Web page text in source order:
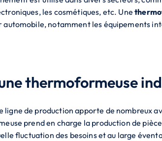
les cosmétiques, etc. Une
notamment les équipements
thermoformeuse
ligne de production apporte de nombreux
prend en charge la production de
fluctuation des besoins et au large